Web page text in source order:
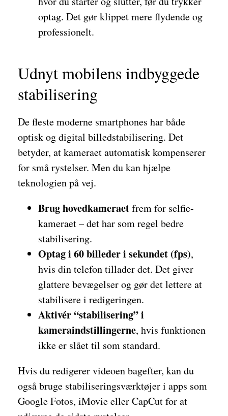
optag. Det gør klippet mere flydende og
professionelt.
Udnyt mobilens indbyggede
stabilisering
De fleste moderne smartphones har både
optisk og digital billedstabilisering. Det
betyder, at kameraet automatisk kompenserer
for små rystelser. Men du kan hjælpe
teknologien på vej.
Brug hovedkameraetfrem for selfie-
kameraet – det har som regel bedre
stabilisering.
Optag i 60 billeder i sekundet (fps),
hvis din telefon tillader det. Det giver
glattere bevægelser og gør det lettere at
stabilisere i redigeringen.
Aktivér “stabilisering” i
kameraindstillingerne, hvis funktionen
ikke er slået til som standard.
Hvis du redigerer videoen bagefter, kan du
også bruge stabiliseringsværktøjer i apps som
Google Fotos, iMovie eller CapCut for at